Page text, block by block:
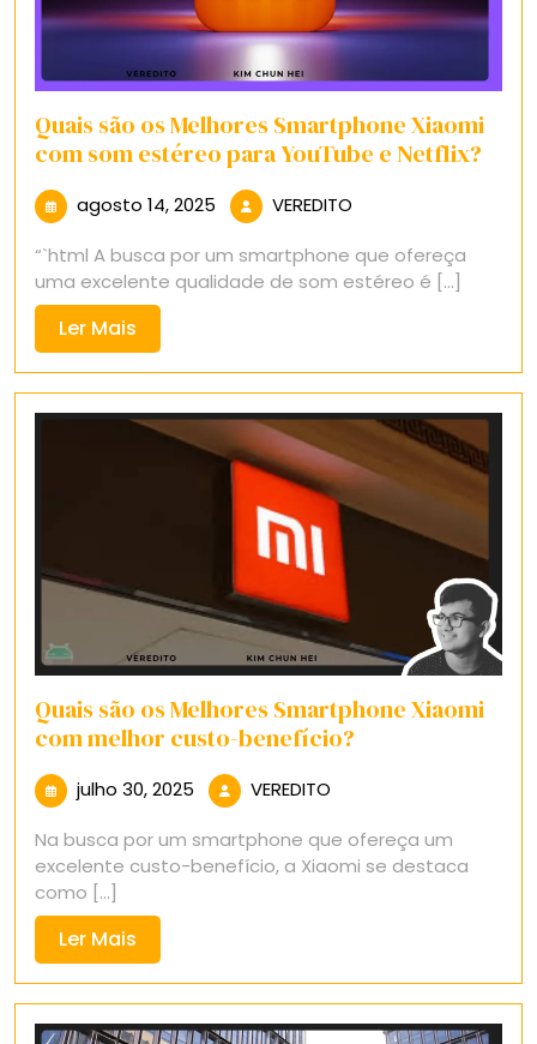
Quais são os Melhores Smartphone Xiaomi
com som estéreo para YouTube e Netflix?
agosto 14, 2025 agosto
2025
VEREDITO
“`html A busca por um smartphone que ofereça
uma excelente qualidade de som estéreo é [...]
Ler Mais
Mais
Quais são os Melhores Smartphone Xiaomi
com melhor custo-benefício?
julho 30, 2025 julho
30,
2025
VEREDITO
Na busca por um smartphone que ofereça um
excelente custo-benefício, a Xiaomi se destaca
como [...]
Ler Mais
Mais